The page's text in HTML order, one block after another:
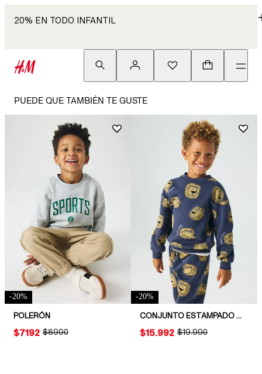
20% EN TODO INFANTIL
PUEDE QUE TAMBIÉN TE GUSTE
-20%
POLERÓN
ORIGINAL PRICE:
$8990
PRICE:
$7192
-20%
CONJUNTO ESTAMPADO DE 2 PIEZAS EN TELA DE BUZO
ORIGINAL PRICE:
$19.990
PRICE:
$15.992